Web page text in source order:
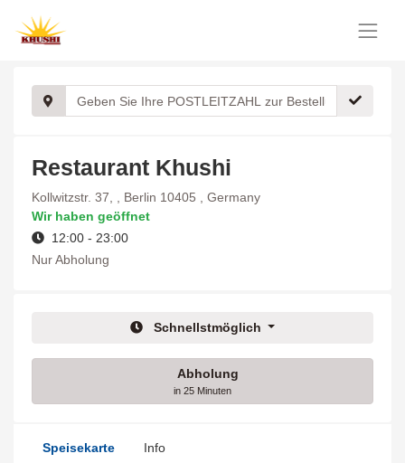
Restaurant Khushi
Kollwitzstr. 37, , Berlin 10405 , Germany
Wir haben geöffnet
12:00 - 23:00
Nur Abholung
Schnellstmöglich
Abholung
in 25 Minuten
Speisekarte Info